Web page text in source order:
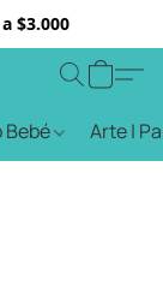
$3.000
Bebé Arte |